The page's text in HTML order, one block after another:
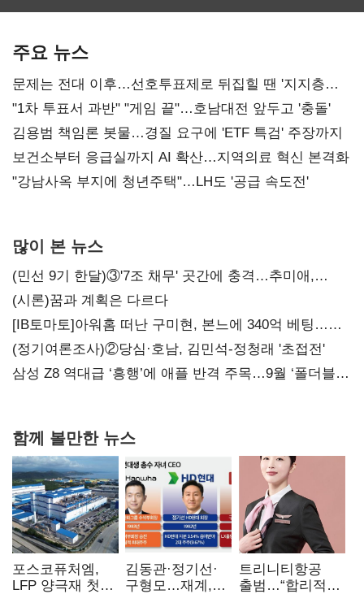
주요 뉴스
문제는 전대 이후…선호투표제로 뒤집힐 땐 '지지층
불복'
"1차 투표서 과반" "게임 끝"…호남대전 앞두고 '충돌'
김용범 책임론 봇물…경질 요구에 'ETF 특검' 주장까지
보건소부터 응급실까지 AI 확산…지역의료 혁신 본격화
"강남사옥 부지에 청년주택"…LH도 '공급 속도전'
많이 본 뉴스
(민선 9기 한달)③'7조 채무' 곳간에 충격…추미애,
20년만에 '비상재정' 선언 승부수
(시론)꿈과 계획은 다르다
[IB토마토]아워홈 떠난 구미현, 본느에 340억 베팅…
가족 지배체제 구축
(정기여론조사)②당심·호남, 김민석-정청래 '초접전'
삼성 Z8 역대급 ‘흥행’에 애플 반격 주목…9월 ‘폴더블
함께 볼만한 뉴스
포스코퓨처엠,
LFP 양극재 첫
김동관·정기선·
구형모…재계,
트리니티항공
출범…“합리적